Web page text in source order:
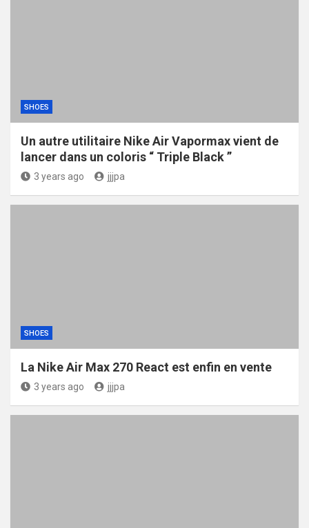
SHOES
Un autre utilitaire Nike Air Vapormax vient de
lancer dans un coloris “ Triple Black ”
3 years ago jjjpa
SHOES
La Nike Air Max 270 React est enfin en vente
3 years ago jjjpa